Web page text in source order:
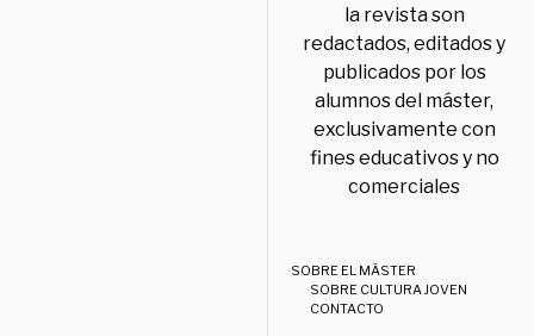
la revista son
redactados, editados y
publicados por los
alumnos del máster,
exclusivamente con
fines educativos y no
comerciales
SOBRE EL MÁSTER
SOBRE CULTURA JOVEN
CONTACTO